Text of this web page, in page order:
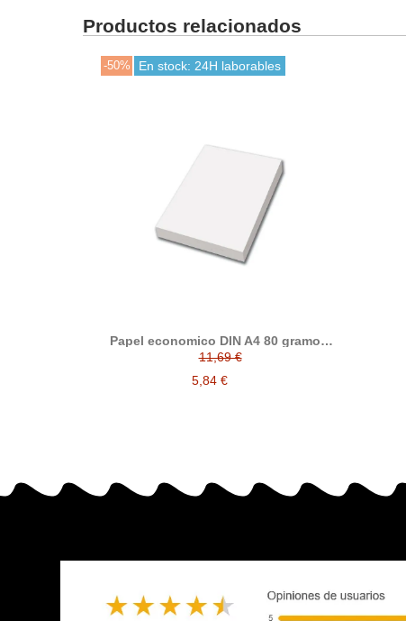
Productos relacionados
-50% En stock: 24H laborables
Papel economico DIN A4 80 gramos,
paquete 500 folios
11,69 €
5,84 €